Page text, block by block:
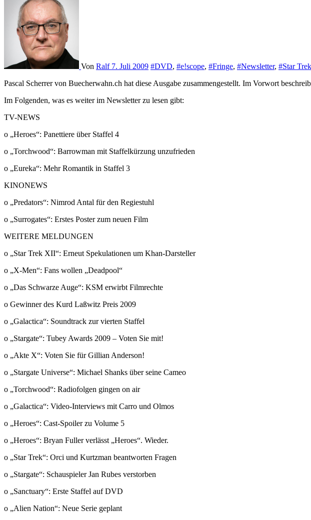
Von Ralf 7. Juli 2009 #DVD, #e!scope, #Fringe, #Newsletter, #Star Trek
Pascal Scherrer von Buecherwahn.ch hat diese Ausgabe zusammengestellt. Im Vorwort
Im Folgenden, was es weiter im Newsletter zu lesen gibt:
TV-NEWS
o „Heroes“: Panettiere über Staffel 4
o „Torchwood“: Barrowman mit Staffelkürzung unzufrieden
o „Eureka“: Mehr Romantik in Staffel 3
KINONEWS
o „Predators“: Nimrod Antal für den Regiestuhl
o „Surrogates“: Erstes Poster zum neuen Film
WEITERE MELDUNGEN
o „Star Trek XII“: Erneut Spekulationen um Khan-Darsteller
o „X-Men“: Fans wollen „Deadpool“
o „Das Schwarze Auge“: KSM erwirbt Filmrechte
o Gewinner des Kurd Laßwitz Preis 2009
o „Galactica“: Soundtrack zur vierten Staffel
o „Stargate“: Tubey Awards 2009 – Voten Sie mit!
o „Akte X“: Voten Sie für Gillian Anderson!
o „Stargate Universe“: Michael Shanks über seine Cameo
o „Torchwood“: Radiofolgen gingen on air
o „Galactica“: Video-Interviews mit Carro und Olmos
o „Heroes“: Cast-Spoiler zu Volume 5
o „Heroes“: Bryan Fuller verlässt „Heroes“. Wieder.
o „Star Trek“: Orci und Kurtzman beantworten Fragen
o „Stargate“: Schauspieler Jan Rubes verstorben
o „Sanctuary“: Erste Staffel auf DVD
o „Alien Nation“: Neue Serie geplant